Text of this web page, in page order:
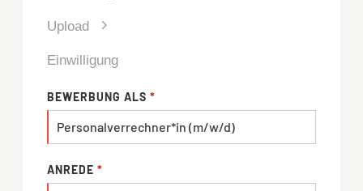
Upload
Einwilligung
BEWERBUNG ALS *
ANREDE *